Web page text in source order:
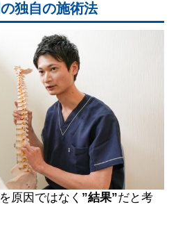
独自の施術法
原因ではなく ”結果”だと考